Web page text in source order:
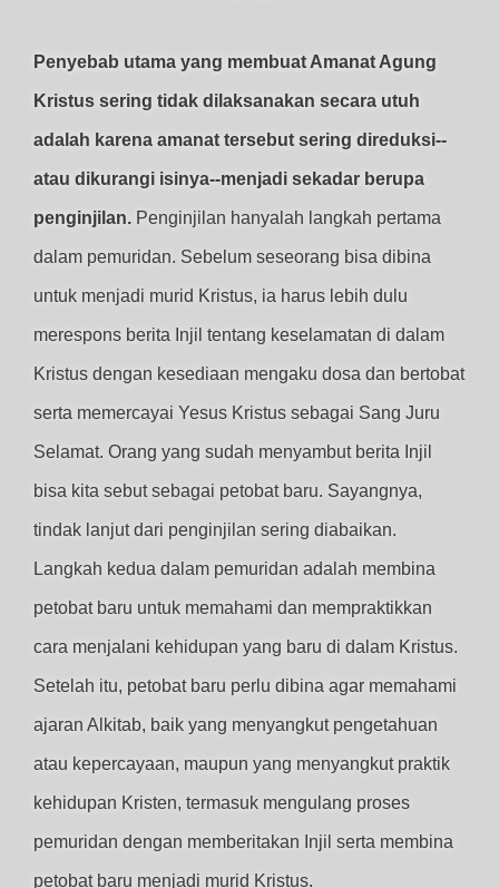
Penyebab utama yang membuat Amanat Agung
Kristus sering tidak dilaksanakan secara utuh
adalah karena amanat tersebut sering direduksi--
atau dikurangi isinya--menjadi sekadar berupa
penginjilan. Penginjilan hanyalah langkah pertama
dalam pemuridan. Sebelum seseorang bisa dibina
untuk menjadi murid Kristus, ia harus lebih dulu
merespons berita Injil tentang keselamatan di dalam
Kristus dengan kesediaan mengaku dosa dan bertobat
serta memercayai Yesus Kristus sebagai Sang Juru
Selamat. Orang yang sudah menyambut berita Injil
bisa kita sebut sebagai petobat baru. Sayangnya,
tindak lanjut dari penginjilan sering diabaikan.
Langkah kedua dalam pemuridan adalah membina
petobat baru untuk memahami dan mempraktikkan
cara menjalani kehidupan yang baru di dalam Kristus.
Setelah itu, petobat baru perlu dibina agar memahami
ajaran Alkitab, baik yang menyangkut pengetahuan
atau kepercayaan, maupun yang menyangkut praktik
kehidupan Kristen, termasuk mengulang proses
pemuridan dengan memberitakan Injil serta membina
petobat baru menjadi murid Kristus.